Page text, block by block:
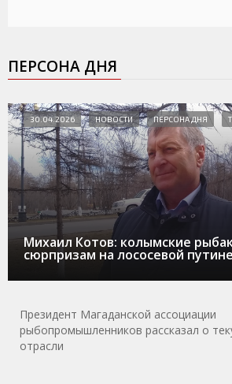
ПЕРСОНА ДНЯ
Михаил Котов: колымские
сюрпризам на лососевой путине
30.04.2026 НОВОСТИ ПЕРСОНА ДНЯ
Президент Магаданской ассоциации
рыбопромышленников рассказал о
отрасли